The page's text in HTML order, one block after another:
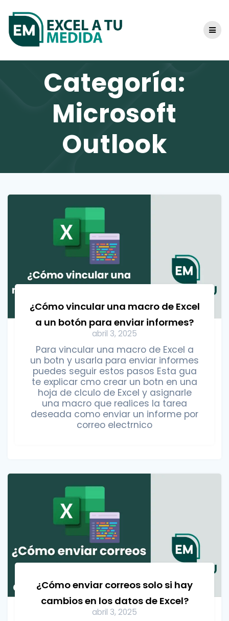
content
Categoría:
Microsoft
Outlook
¿Cómo vincular una macro de Excel
a un botón para enviar informes?
abril 3, 2025
Para vincular una macro de Excel a
un botn y usarla para enviar informes
puedes seguir estos pasos Esta gua
te explicar cmo crear un botn en una
hoja de clculo de Excel y asignarle
una macro que realices la tarea
deseada como enviar un informe por
correo electrnico
¿Cómo enviar correos solo si hay
cambios en los datos de Excel?
abril 3, 2025